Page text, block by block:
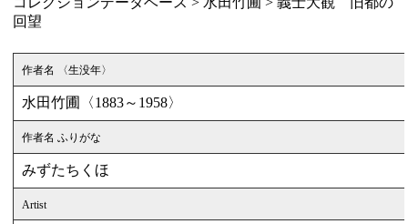
回望
作者名 〈生没年〉
水田竹圃〈1883～1958〉
作者名 ふりがな
みずたちくほ
Artist